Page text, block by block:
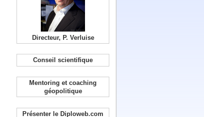
Directeur, P. Verluise
Conseil scientifique
Mentoring et coaching
géopolitique
Présenter le Diploweb.com